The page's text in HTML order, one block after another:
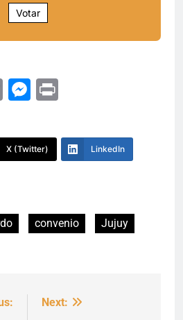
Votar
CopyMessenger
X (Twitter) LinkedIn
convenio
Jujuy
Next: